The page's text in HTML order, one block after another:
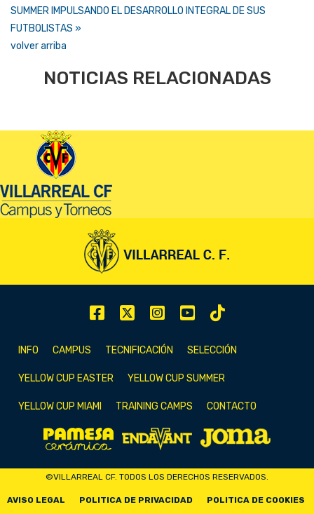
SUMMER IMPULSANDO EL DESARROLLO INTEGRAL DE SUS
FUTBOLISTAS »
volver arriba
NOTICIAS RELACIONADAS
INFO CAMPUS TECNIFICACIÓN SELECCIÓN
YELLOW CUP EASTER YELLOW CUP SUMMER
YELLOW CUP MIAMI TRAINING CAMPS CONTACTO
©VILLARREAL CF. TODOS LOS DERECHOS RESERVADOS.
AVISO LEGAL POLITICA DE PRIVACIDAD POLITICA DE COOKIES